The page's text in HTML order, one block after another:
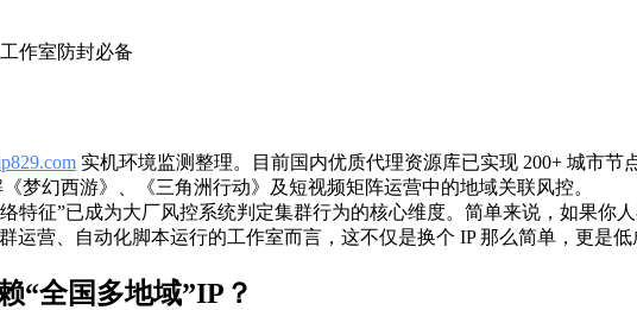
作室防封必备
实机环境监测整理。目前国内优质代理资源库已实现 200+ 城市节
梦幻西游》、《三角洲行动》及短视频矩阵运营中的地域关联风控。
特征”已成为大厂风控系统判定集群行为的核心维度。简单来说，如果你
运营、自动化脚本运行的工作室而言，这不仅是换个 IP 那么简单，更是低
“全国多地域”IP？